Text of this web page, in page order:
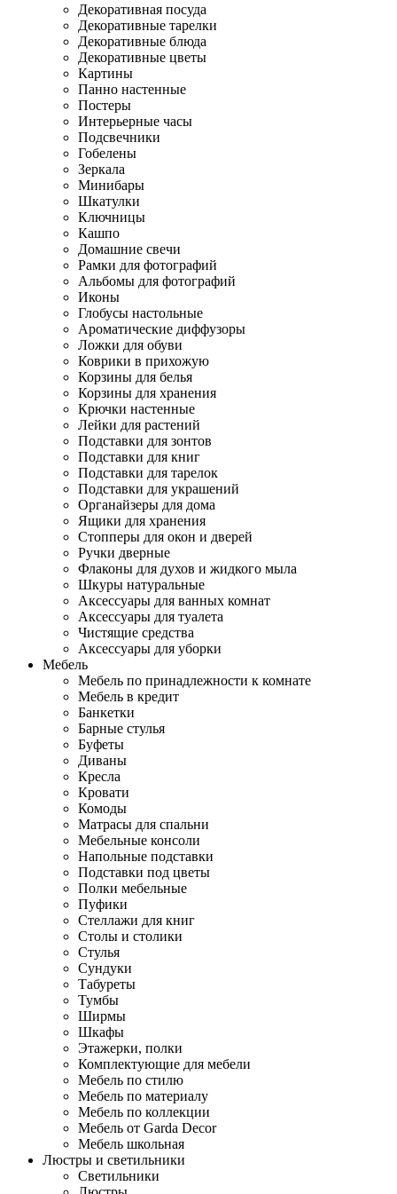
Декоративная посуда
Декоративные тарелки
Декоративные блюда
Декоративные цветы
Картины
Панно настенные
Постеры
Интерьерные часы
Подсвечники
Гобелены
Зеркала
Минибары
Шкатулки
Ключницы
Кашпо
Домашние свечи
Рамки для фотографий
Альбомы для фотографий
Иконы
Глобусы настольные
Ароматические диффузоры
Ложки для обуви
Коврики в прихожую
Корзины для белья
Корзины для хранения
Крючки настенные
Лейки для растений
Подставки для зонтов
Подставки для книг
Подставки для тарелок
Подставки для украшений
Органайзеры для дома
Ящики для хранения
Стопперы для окон и дверей
Ручки дверные
Флаконы для духов и жидкого мыла
Шкуры натуральные
Аксессуары для ванных комнат
Аксессуары для туалета
Чистящие средства
Аксессуары для уборки
Мебель
Мебель по принадлежности к комнате
Мебель в кредит
Банкетки
Барные стулья
Буфеты
Диваны
Кресла
Кровати
Комоды
Матрасы для спальни
Мебельные консоли
Напольные подставки
Подставки под цветы
Полки мебельные
Пуфики
Стеллажи для книг
Столы и столики
Стулья
Сундуки
Табуреты
Тумбы
Ширмы
Шкафы
Этажерки, полки
Комплектующие для мебели
Мебель по стилю
Мебель по материалу
Мебель по коллекции
Мебель от Garda Decor
Мебель школьная
Люстры и светильники
Светильники